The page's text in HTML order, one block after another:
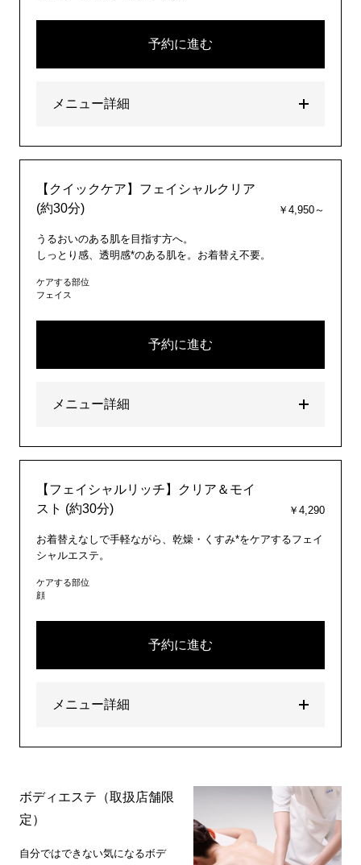
予約に進む
メニュー詳細
【クイックケア】フェイシャルクリア
(約30分)
￥4,950～
うるおいのある肌を目指す方へ。
しっとり感、透明感*のある肌を。お着替え不要。
ケアする部位
フェイス
予約に進む
メニュー詳細
【フェイシャルリッチ】クリア＆モイ
スト (約30分)
￥4,290
お着替えなしで手軽ながら、乾燥・くすみ*をケアするフェイ
シャルエステ。
ケアする部位
顔
予約に進む
メニュー詳細
ボディエステ（取扱店舗限
定）
自分ではできない気になるボデ